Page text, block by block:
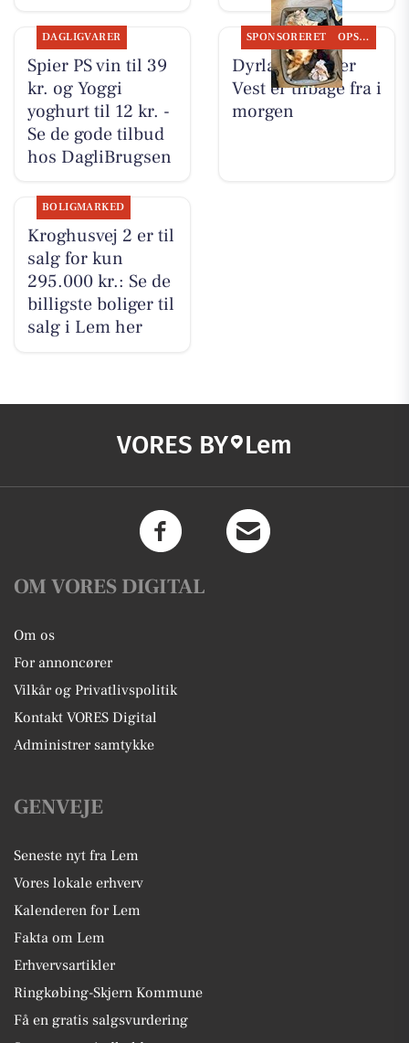
DAGLIGVARER
Spier PS vin til 39
kr. og Yoggi
yoghurt til 12 kr. -
Se de gode tilbud
hos DagliBrugsen
SPONSORERET OPSLAGSTAVLEN
Dyrlæge Center
Vest er tilbage fra i
morgen
BOLIGMARKED
Kroghusvej 2 er til
salg for kun
295.000 kr.: Se de
billigste boliger til
salg i Lem her
VORES BY Lem
OM VORES DIGITAL
Om os
For annoncører
Vilkår og Privatlivspolitik
Kontakt VORES Digital
Administrer samtykke
GENVEJE
Seneste nyt fra Lem
Vores lokale erhverv
Kalenderen for Lem
Fakta om Lem
Erhvervsartikler
Ringkøbing-Skjern Kommune
Få en gratis salgsvurdering